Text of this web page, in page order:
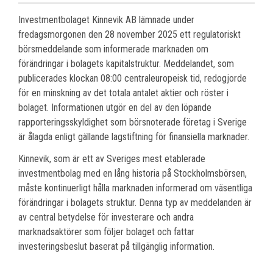
Investmentbolaget Kinnevik AB lämnade under
fredagsmorgonen den 28 november 2025 ett regulatoriskt
börsmeddelande som informerade marknaden om
förändringar i bolagets kapitalstruktur. Meddelandet, som
publicerades klockan 08:00 centraleuropeisk tid, redogjorde
för en minskning av det totala antalet aktier och röster i
bolaget. Informationen utgör en del av den löpande
rapporteringsskyldighet som börsnoterade företag i Sverige
är ålagda enligt gällande lagstiftning för finansiella marknader.
Kinnevik, som är ett av Sveriges mest etablerade
investmentbolag med en lång historia på Stockholmsbörsen,
måste kontinuerligt hålla marknaden informerad om väsentliga
förändringar i bolagets struktur. Denna typ av meddelanden är
av central betydelse för investerare och andra
marknadsaktörer som följer bolaget och fattar
investeringsbeslut baserat på tillgänglig information.